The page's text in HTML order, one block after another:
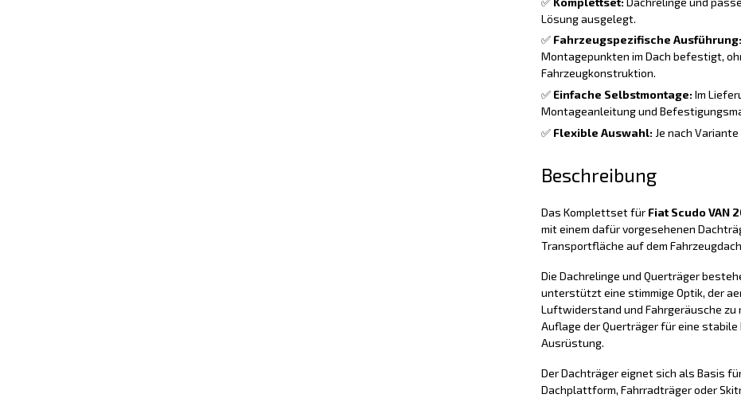
Lösung ausgelegt.
✅ Fahrzeugspezifische Ausführung:
Montagepunkten im Dach befestigt,
Fahrzeugkonstruktion.
✅ Einfache Selbstmontage:Im
Montageanleitung und
✅ Flexible Auswahl:Je nach
Beschreibung
Das Komplettset für Fiat Scudo VAN
mit einem dafür vorgesehenen
Transportfläche auf dem
Die Dachrelinge und Querträger
unterstützt eine stimmige Optik, der
Luftwiderstand und Fahrgeräusche zu
Auflage der Querträger für eine stabile
Ausrüstung.
Der Dachträger eignet sich als Basis
Dachplattform, Fahrradträger oder